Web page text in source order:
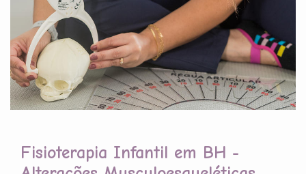
Fisioterapia Infantil em BH -